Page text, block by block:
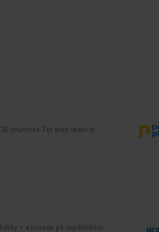
countries. For their team in
– a povede ji k úspěšnému